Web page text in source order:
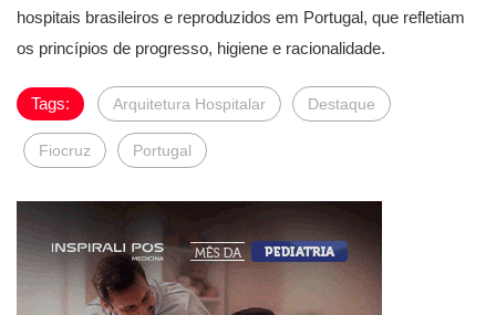
hospitais brasileiros e reproduzidos em Portugal, que refletiam
os princípios de progresso, higiene e racionalidade.
Tags: Arquitetura Hospitalar Destaque
Fiocruz Portugal